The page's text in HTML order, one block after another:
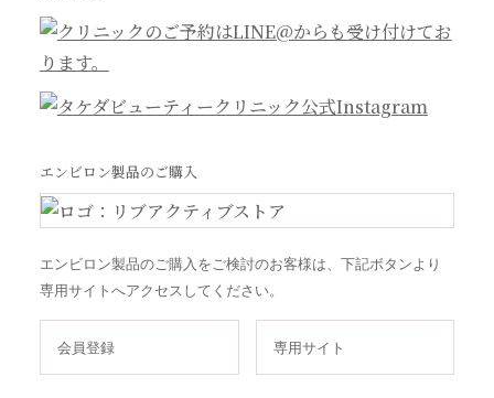
エンビロン製品のご購入
エンビロン製品のご購入をご検討のお客様は、下記ボタンより
専用サイトへアクセスしてください。
会員登録 専用サイト